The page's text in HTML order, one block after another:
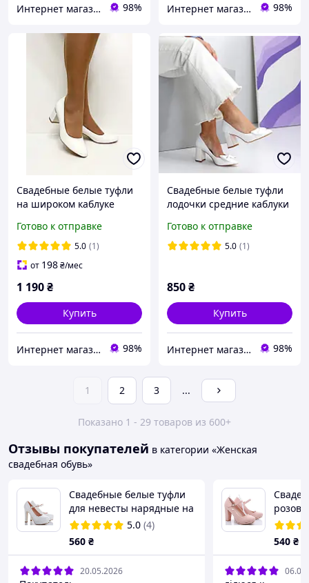
Интернет магазин "Ножки в одежке" 98% Интернет магазин "Ножки в одежке" 98%
Свадебные белые туфли
на широком каблуке
Готово к отправке
5.0 (1)
от 198₴/мес
1 190₴
Купить
Интернет магазин "Ножки в одежке" 98%
Свадебные белые туфли
лодочки средние каблуки
Готово к отправке
5.0 (1)
850₴
Купить
Интернет магазин "Ножки в одежке" 98%
1 2 3 ...
Показано 1 - 29 товаров из 600+
Отзывы покупателей в категории «Женская
свадебная обувь»
Свадебные белые туфли
для невесты нарядные на
устойчивом каблуке с
ремешком 38
5.0 (4)
560 ₴
20.05.2026
540 ₴